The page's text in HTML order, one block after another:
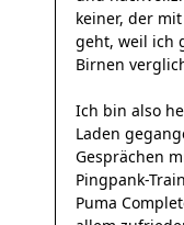
keiner, der
geht, weil ich
Birnen
Ich bin also
Laden
Gesprächen
Pingpank-
Puma